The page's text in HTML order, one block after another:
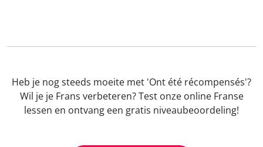
Heb je nog steeds moeite met 'Ont été récompensés'?
Wil je je Frans verbeteren? Test onze online Franse
lessen en ontvang een gratis niveaubeoordeling!